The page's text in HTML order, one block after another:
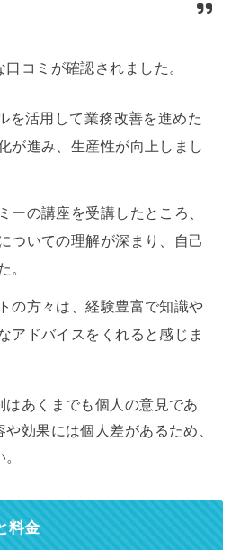
コミが確認されました。
を活用して業務改善を進めた
が進み、生産性が向上しまし
ーの講座を受講したところ、
ついての理解が深まり、自己
。
の方々は、経験豊富で知識や
アドバイスをくれると感じま
あくまでも個人の意見であ
効果には個人差があるため、
料金